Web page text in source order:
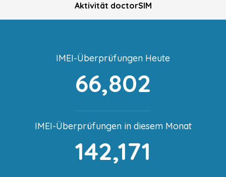
Aktivität doctorSIM
IMEI-Überprüfungen Heute
66,802
IMEI-Überprüfungen in diesem Monat
142,171